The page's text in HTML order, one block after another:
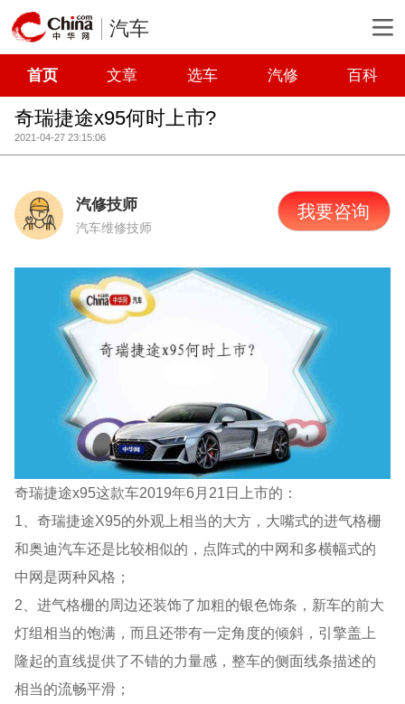
汽车
首页 文章 选车 汽修 百科
奇瑞捷途x95何时上市?
2021-04-27 23:15:06
汽修技师
汽车维修技师
我要咨询
奇瑞捷途x95这款车2019年6月21日上市的：
1、奇瑞捷途X95的外观上相当的大方，大嘴式的进气格栅
和奥迪汽车还是比较相似的，点阵式的中网和多横幅式的
中网是两种风格；
2、进气格栅的周边还装饰了加粗的银色饰条，新车的前大
灯组相当的饱满，而且还带有一定角度的倾斜，引擎盖上
隆起的直线提供了不错的力量感，整车的侧面线条描述的
相当的流畅平滑；